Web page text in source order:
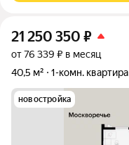
21 250 350 ₽
от 76 339 ₽ в месяц
40,5 м²
1-комн. квартира
новостройка